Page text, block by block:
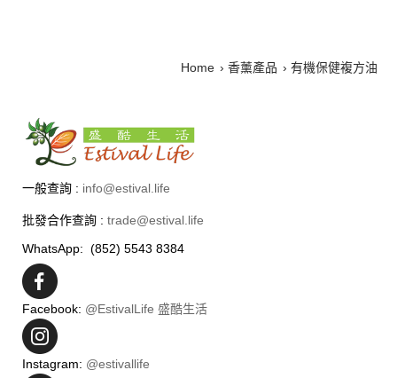
Home 香薰產品 有機保健複方油
一般查詢 : info@estival.life
批發合作查詢 : trade@estival.life
WhatsApp: (852) 5543 8384
Facebook: @EstivalLife 盛酷生活
Instagram: @estivallife